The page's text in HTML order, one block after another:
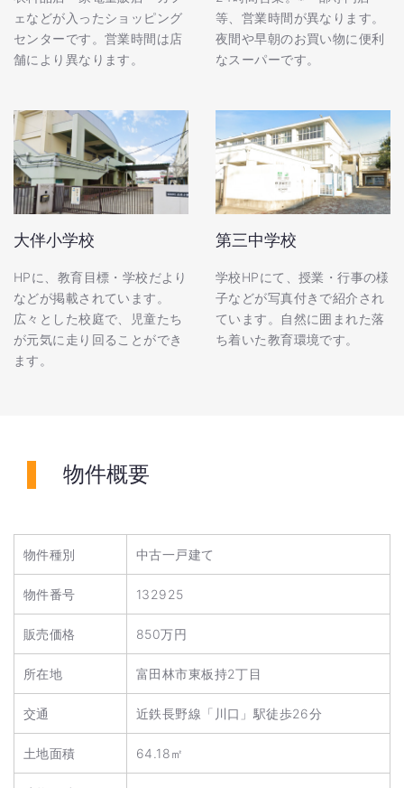
ェなどが入ったショッピング
センターです。営業時間は店
舗により異なります。
等、営業時間が異なります。
夜間や早朝のお買い物に便利
なスーパーです。
大伴小学校
HPに、教育目標・学校だより
などが掲載されています。
広々とした校庭で、児童たち
が元気に走り回ることができ
ます。
第三中学校
学校HPにて、授業・行事の様
子などが写真付きで紹介され
ています。自然に囲まれた落
ち着いた教育環境です。
物件概要
物件種別 中古一戸建て
物件番号 132925
販売価格 850万円
所在地 富田林市東板持2丁目
交通 近鉄長野線「川口」駅徒歩26分
土地面積 64.18㎡